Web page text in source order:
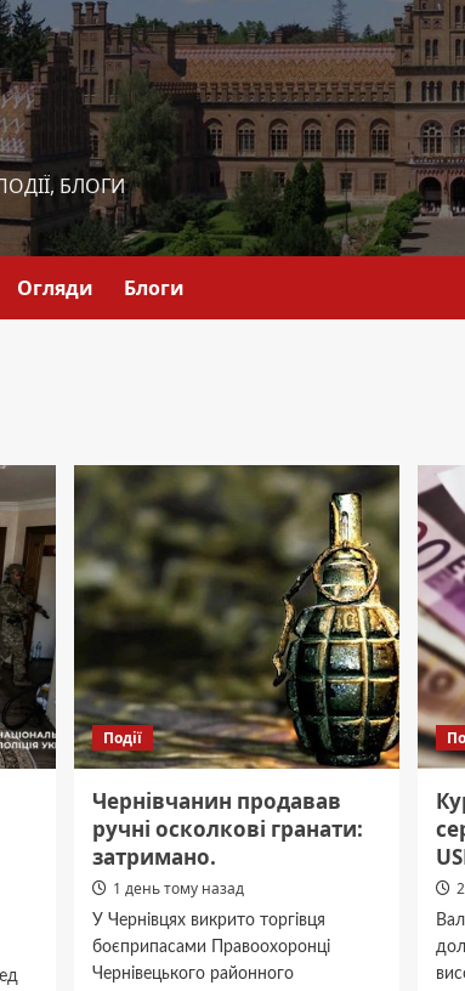
БЛОГИ
Огляди Блоги
Події
Чернівчанин продавав
ручні осколкові гранати:
затримано.
1 день тому назад
У Чернівцях викрито торгівця
боєприпасами Правоохоронці
Чернівецького районного